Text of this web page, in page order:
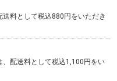
料として税込880円をいただき
、配送料として税込1,100円をい